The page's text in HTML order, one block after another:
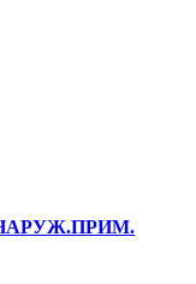
НАРУЖ.ПРИМ.